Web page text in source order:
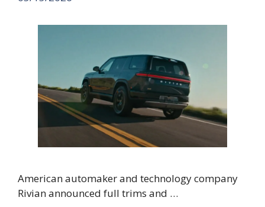
American automaker and technology company
Rivian announced full trims and …